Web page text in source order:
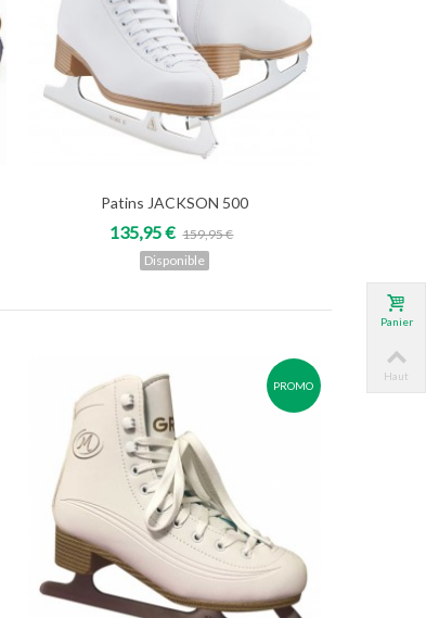
Voir
Patins JACKSON 500
135,95 € 159,95 €
Disponible
PROMO
Panier
Haut